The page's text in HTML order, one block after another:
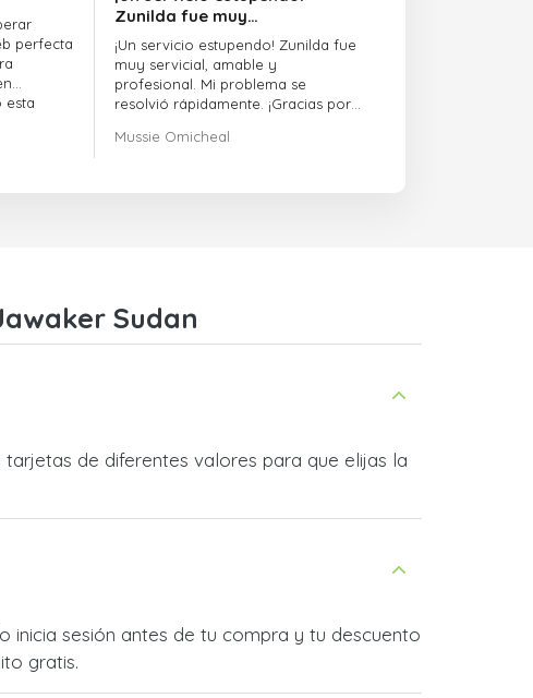
perfecta
esta
Zunilda fue muy…
¡Un servicio estupendo! Zunilda fue
muy servicial, amable y
profesional. Mi problema se
resolvió rápidamente. ¡Gracias por
Mussie Omicheal
Sudan
de diferentes valores para que elijas la
inicia sesión antes de tu compra y tu descuento
gratis.